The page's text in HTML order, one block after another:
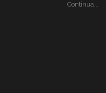
Continua...